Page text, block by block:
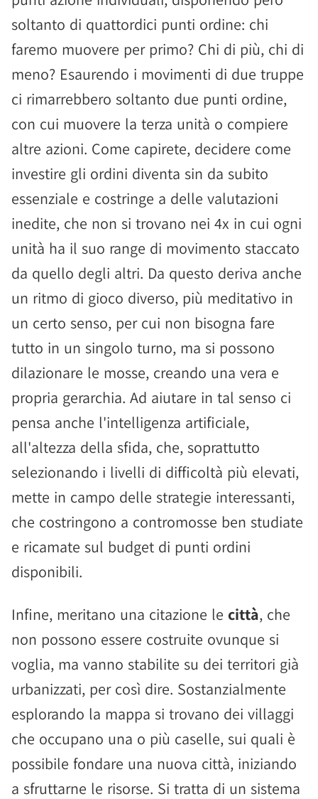
soltanto di quattordici punti ordine: chi
faremo muovere per primo? Chi di più, chi di
meno? Esaurendo i movimenti di due truppe
ci rimarrebbero soltanto due punti ordine,
con cui muovere la terza unità o compiere
altre azioni. Come capirete, decidere come
investire gli ordini diventa sin da subito
essenziale e costringe a delle valutazioni
inedite, che non si trovano nei 4x in cui ogni
unità ha il suo range di movimento staccato
da quello degli altri. Da questo deriva anche
un ritmo di gioco diverso, più meditativo in
un certo senso, per cui non bisogna fare
tutto in un singolo turno, ma si possono
dilazionare le mosse, creando una vera e
propria gerarchia. Ad aiutare in tal senso ci
pensa anche l'intelligenza artificiale,
all'altezza della sfida, che, soprattutto
selezionando i livelli di difficoltà più elevati,
mette in campo delle strategie interessanti,
che costringono a contromosse ben studiate
e ricamate sul budget di punti ordini
disponibili.
Infine, meritano una citazione le città, che
non possono essere costruite ovunque si
voglia, ma vanno stabilite su dei territori già
urbanizzati, per così dire. Sostanzialmente
esplorando la mappa si trovano dei villaggi
che occupano una o più caselle, sui quali è
possibile fondare una nuova città, iniziando
a sfruttarne le risorse. Si tratta di un sistema